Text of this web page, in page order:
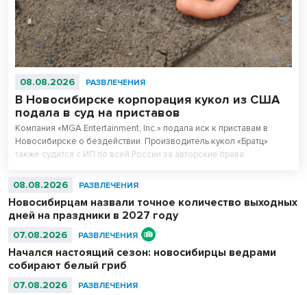
08.08.2026 РАЗВЛЕЧЕНИЯ
В Новосибирске корпорация кукол из США
подала в суд на приставов
Компания «MGA Entertainment, Inc.» подала иск к приставам в
Новосибирске о бездействии. Производитель кукол «Братц»
также судится с ИП по всей России за авторские права.
08.08.2026 РАЗВЛЕЧЕНИЯ
Новосибирцам назвали точное количество выходных
дней на праздники в 2027 году
07.08.2026 РАЗВЛЕЧЕНИЯ
Начался настоящий сезон: новосибирцы ведрами
собирают белый гриб
07.08.2026 РАЗВЛЕЧЕНИЯ